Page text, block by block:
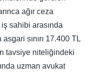
ağır ceza
sahibi arasında
sınırı 17.400 TL
tavsiye niteliğindeki
uzman avukat